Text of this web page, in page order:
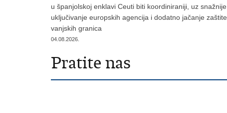
u španjolskoj enklavi Ceuti biti koordiniraniji, uz snažnije
uključivanje europskih agencija i dodatno jačanje zaštite
vanjskih granica
04.08.2026.
Pratite nas